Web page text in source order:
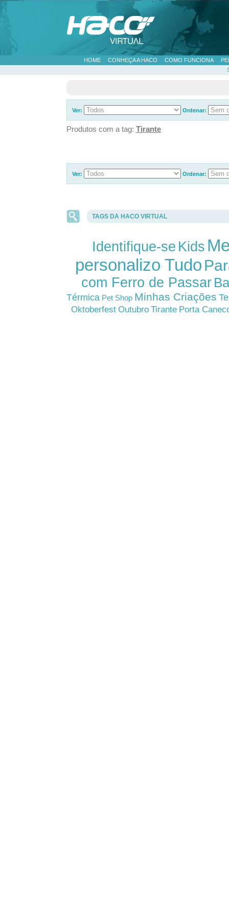
HOME CONHEÇA A HACO COMO FUNCIONA
Ver: Ordenar:
Produtos com a tag: Tirante
Ver: Ordenar:
TAGS DA HACO VIRTUAL
Identifique-se Kids
personalizo Tudo
com Ferro de Passar
Térmica Pet Shop Minhas Criações
Oktoberfest Outubro Tirante Porta